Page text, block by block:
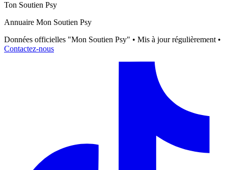
Ton Soutien Psy
Annuaire Mon Soutien Psy
Données officielles "Mon Soutien Psy" • Mis à jour régulièrement •
Contactez-nous